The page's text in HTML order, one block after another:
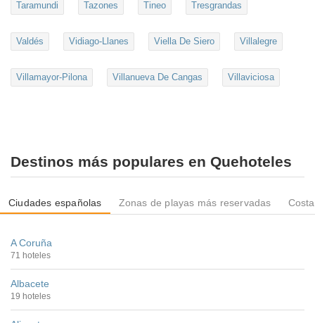
Taramundi Tazones Tineo Tresgrandas
Valdés Vidiago-Llanes Viella De Siero Villalegre
Villamayor-Pilona Villanueva De Cangas Villaviciosa
Destinos más populares en Quehoteles
Ciudades españolas Zonas de playas más reservadas
A Coruña
71 hoteles
Albacete
19 hoteles